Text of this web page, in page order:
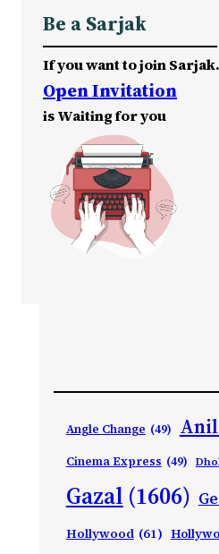
Be a Sarjak
If you want to join
Open Invitation
is Waiting for you
Angle Change (49)
Cinema Express (49)
Gazal (1606)
Hollywood (61)